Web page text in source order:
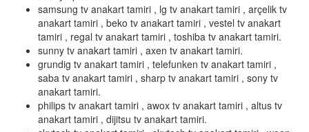
samsung tv anakart tamiri , lg tv anakart tamiri , arçelik tv
anakart tamiri , beko tv anakart tamiri , vestel tv anakart
tamiri , regal tv anakart tamiri , toshiba tv anakart tamiri.
sunny tv anakart tamiri , axen tv anakart tamiri.
grundig tv anakart tamiri , telefunken tv anakart tamiri ,
saba tv anakart tamiri , sharp tv anakart tamiri , sony tv
anakart tamiri.
philips tv anakart tamiri , awox tv anakart tamiri , altus tv
anakart tamiri , dijitsu tv anakart tamiri.